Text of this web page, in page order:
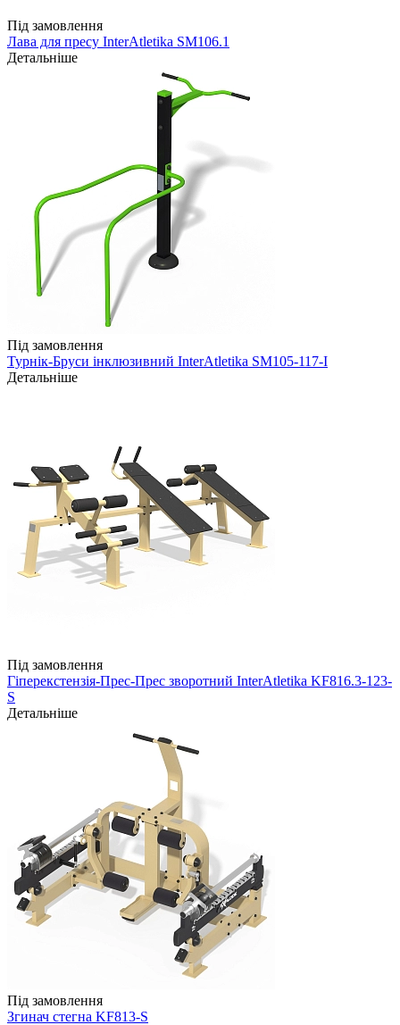
Під замовлення
Лава для пресу InterAtletika SM106.1
Детальніше
Під замовлення
Турнік-Бруси інклюзивний InterAtletika SM105-117-I
Детальніше
Під замовлення
Гіперекстензія-Прес-Прес зворотний InterAtletika KF816.3-123-
S
Детальніше
Під замовлення
Згинач стегна KF813-S